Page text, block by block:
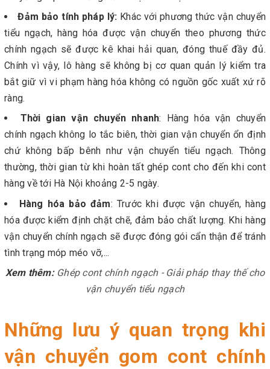
Đảm bảo tính pháp lý: Khác với phương thức vận chuyển
tiểu ngạch, hàng hóa được vận chuyển theo phương thức
chính ngạch sẽ được kê khai hải quan, đóng thuế đầy đủ.
Chính vì vậy, lô hàng sẽ không bị cơ quan quản lý kiểm tra
bắt giữ vì vi phạm hàng hóa không có nguồn gốc xuất xứ rõ
ràng.
Thời gian vận chuyển nhanh: Hàng hóa vận chuyển
chính ngạch không lo tắc biên, thời gian vận chuyển ổn định
chứ không bấp bênh như vận chuyển tiểu ngạch. Thông
thường, thời gian từ khi hoàn tất ghép cont cho đến khi cont
hàng về tới Hà Nội khoảng 2-5 ngày.
Hàng hóa bảo đảm: Trước khi được vận chuyển, hàng
hóa được kiểm định chặt chẽ, đảm bảo chất lượng. Khi hàng
vận chuyển chính ngạch sẽ được đóng gói cẩn thận để tránh
tình trạng móp méo vỡ,...
Xem thêm: Ghép cont chính ngạch - Giải pháp thay thế cho
vận chuyển tiểu ngạch
Những lưu ý quan trọng khi
vận chuyển gom cont chính